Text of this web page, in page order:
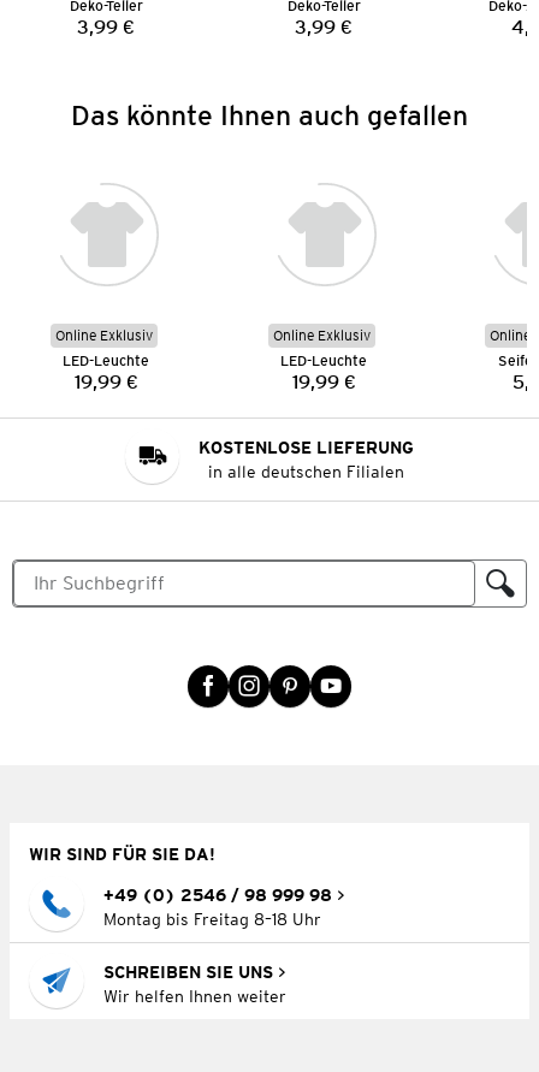
Deko-Teller
Preis:
3,99 €
Deko-Teller
Preis:
3,99 €
Deko-
Das könnte Ihnen auch gefallen
Online Exklusiv
LED-Leuchte
Preis:
19,99 €
Online Exklusiv
LED-Leuchte
Preis:
19,99 €
Online
KOSTENLOSE LIEFERUNG
in alle deutschen Filialen
WIR SIND FÜR SIE DA!
+49 (0) 2546 / 98 999 98
Montag bis Freitag 8–18 Uhr
SCHREIBEN SIE UNS
Wir helfen Ihnen weiter